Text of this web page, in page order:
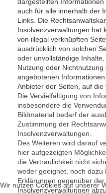
auch für alle innerhalb der
Links. Die
Insolvenzverwaltungen hat
von illegal verknüpften
ausdrücklich von solchen
oder unvollständige
Nutzung oder
angebotenen
Anbieter der Seiten, auf die
Die Vervielfältigung von
insbesondere die
Bildmaterial bedarf der
Zustimmung der
Insolvenzverwaltungen.
Des Weiteren wird darauf
hier aufgezeigten
die Vertraulichkeit nicht
weder geeignet, noch dazu
Erklärungen gegenüber
Insolvenzverwaltungen
Wir nutzen Cookies auf unserer